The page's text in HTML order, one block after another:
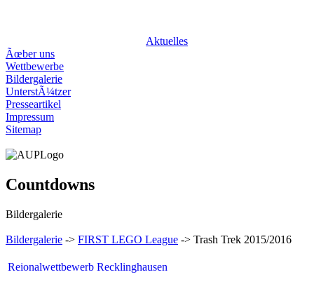
Aktuelles
Ãœber uns
Wettbewerbe
Bildergalerie
UnterstÃ¼tzer
Presseartikel
Impressum
Sitemap
Countdowns
Bildergalerie
Bildergalerie -> FIRST LEGO League -> Trash Trek 2015/2016
Reionalwettbewerb Recklinghausen